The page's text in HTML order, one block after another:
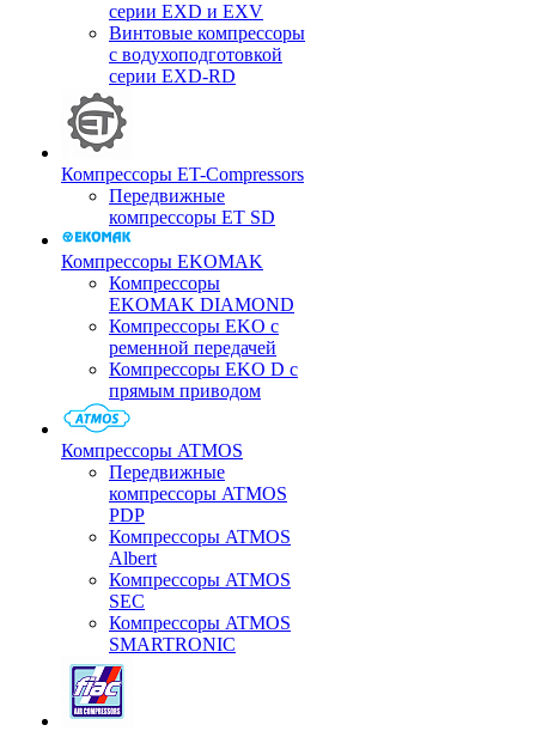
серии EXD и EXV
Винтовые компрессоры
с водухоподготовкой
серии EXD-RD
Компрессоры ET-Compressors
Передвижные
компрессоры ET SD
Компрессоры EKOMAK
Компрессоры
EKOMAK DIAMOND
Компрессоры EKO c
ременной передачей
Компрессоры EKO D с
прямым приводом
Компрессоры ATMOS
Передвижные
компрессоры ATMOS
PDP
Компрессоры ATMOS
Albert
Компрессоры ATMOS
SEC
Компрессоры ATMOS
SMARTRONIC